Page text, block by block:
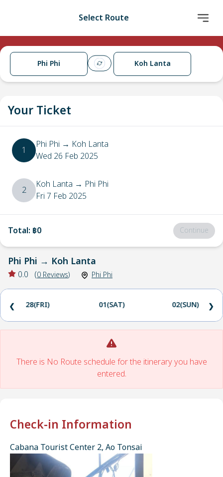
Select Route
Phi Phi Koh Lanta
Your Ticket
1 Phi Phi → Koh Lanta
Wed 26 Feb 2025
2 Koh Lanta → Phi Phi
Fri 7 Feb 2025
Total: ฿0 Continue
Phi Phi → Koh Lanta
0.0 (0 Reviews) Phi Phi
28(FRI) 01(SAT) 02(SUN)
❮ ❯
There is No Route schedule for the itinerary you have
entered.
Check-in Information
Cabana Tourist Center 2, Ao Tonsai